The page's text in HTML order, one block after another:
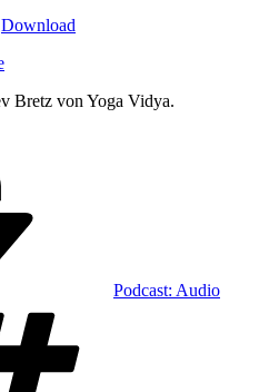
Download
Bretz von Yoga Vidya.
Podcast: Audio